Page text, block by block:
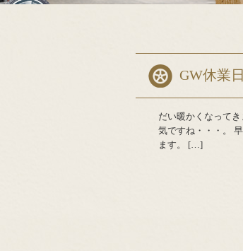
GW休業
だい暖かくなって
気ですね・・・。
ます。 […]